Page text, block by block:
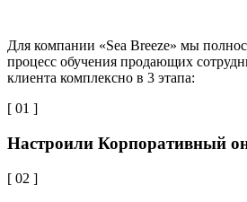
Для компании «Sea Breeze» мы
процесс обучения продающих
клиента комплексно в 3 этапа:
[ 01 ]
Настроили Корпоративный
[ 02 ]